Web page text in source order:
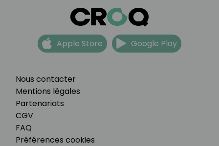
Nous contacter
Mentions légales
Partenariats
CGV
FAQ
Préférences cookies
Apple Store Google Play